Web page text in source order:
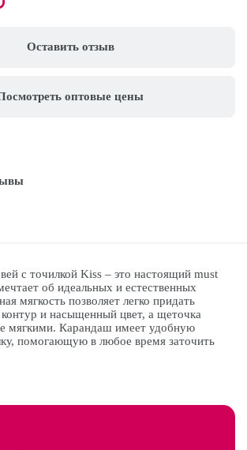
Оставить отзыв
оптовые цены
с точилкой Kiss – это настоящий must
об идеальных и естественных
мягкость позволяет легко придать
и насыщенный цвет, а щеточка
мягкими. Карандаш имеет удобную
помогающую в любое время заточить